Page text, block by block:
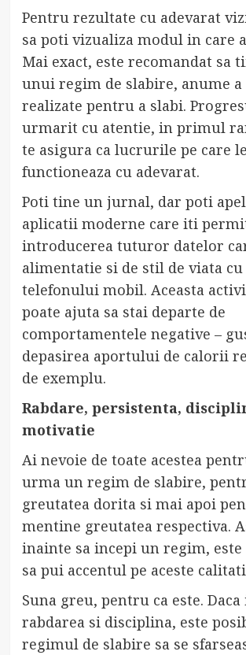
Pentru rezultate cu adevarat
sa poti vizualiza modul in care
Mai exact, este recomandat sa
unui regim de slabire, anume
realizate pentru a slabi.
urmarit cu atentie, in primul
te asigura ca lucrurile pe care
functioneaza cu adevarat.
Poti tine un jurnal, dar poti
aplicatii moderne care iti
introducerea tuturor datelor
alimentatie si de stil de viata
telefonului mobil. Aceasta
poate ajuta sa stai departe de
comportamentele negative –
depasirea aportului de calorii
de exemplu.
Rabdare, persistenta,
motivatie
Ai nevoie de toate acestea
urma un regim de slabire,
greutatea dorita si mai apoi
mentine greutatea respectiva.
inainte sa incepi un regim,
sa pui accentul pe aceste
Suna greu, pentru ca este.
rabdarea si disciplina, este
regimul de slabire sa se